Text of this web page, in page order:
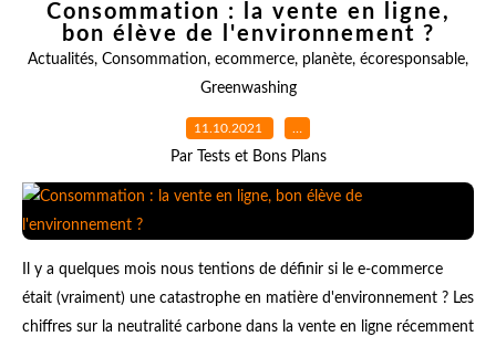
Consommation : la vente en ligne,
bon élève de l'environnement ?
Actualités, Consommation, ecommerce, planète, écoresponsable,
Greenwashing
11.10.2021 …
Par Tests et Bons Plans
Il y a quelques mois nous tentions de définir si le e-commerce
était (vraiment) une catastrophe en matière d'environnement ? Les
chiffres sur la neutralité carbone dans la vente en ligne récemment